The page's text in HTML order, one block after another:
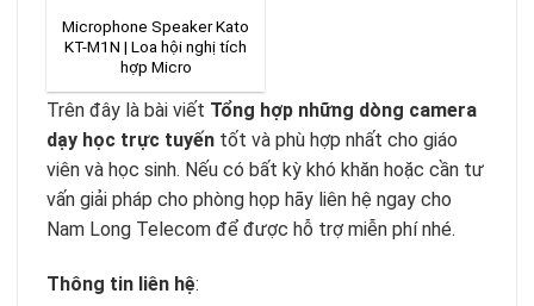
Microphone Speaker Kato
KT-M1N | Loa hội nghị tích
hợp Micro
Trên đây là bài viết Tổng hợp những dòng camera
dạy học trực tuyến tốt và phù hợp nhất cho giáo
viên và học sinh. Nếu có bất kỳ khó khăn hoặc cần tư
vấn giải pháp cho phòng họp hãy liên hệ ngay cho
Nam Long Telecom để được hỗ trợ miễn phí nhé.
Thông tin liên hệ: